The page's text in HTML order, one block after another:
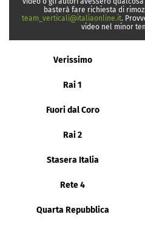
basterà fare richiesta di
team_verticali@italiaonline.it.
video nel minor
Verissimo
Rai 1
Fuori dal Coro
Rai 2
Stasera Italia
Rete 4
Quarta Repubblica